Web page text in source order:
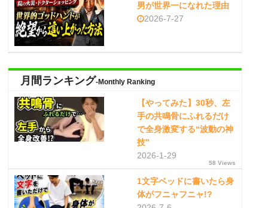
男が世界一になれた理由
2026-7-27
月間ランキング-Monthly Ranking
【やってみた】30秒、左
手の共鳴骨にふれるだけ
で全身激変する“波動の神
技”
2026-1-29
58 Views
1文字ベッドに書いたら身
体がフニャフニャ!?